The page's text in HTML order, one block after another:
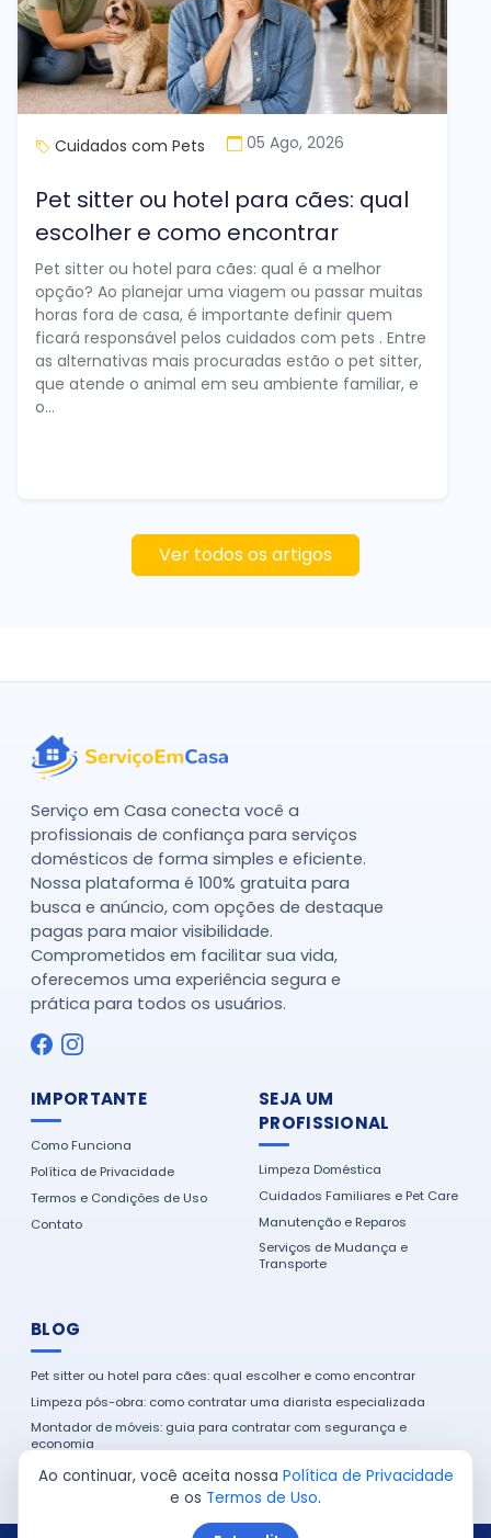
Cuidados com Pets 05 Ago, 2026
Pet sitter ou hotel para cães: qual
escolher e como encontrar
Pet sitter ou hotel para cães: qual é a melhor
opção? Ao planejar uma viagem ou passar muitas
horas fora de casa, é importante definir quem
ficará responsável pelos cuidados com pets . Entre
as alternativas mais procuradas estão o pet sitter,
que atende o animal em seu ambiente familiar, e
o...
Ver todos os artigos
Serviço em Casa conecta você a
profissionais de confiança para serviços
domésticos de forma simples e eficiente.
Nossa plataforma é 100% gratuita para
busca e anúncio, com opções de destaque
pagas para maior visibilidade.
Comprometidos em facilitar sua vida,
oferecemos uma experiência segura e
prática para todos os usuários.
IMPORTANTE
Como Funciona
Política de Privacidade
Termos e Condições de Uso
Contato
SEJA UM
PROFISSIONAL
Limpeza Doméstica
Cuidados Familiares e Pet Care
Manutenção e Reparos
Serviços de Mudança e
Transporte
BLOG
Pet sitter ou hotel para cães: qual escolher e como encontrar
Limpeza pós-obra: como contratar uma diarista especializada
Montador de móveis: guia para contratar com segurança e
economia
Como encontrar um eletricista de confiança na sua cidade
Ao continuar, você aceita nossa Política de Privacidade
e os Termos de Uso.